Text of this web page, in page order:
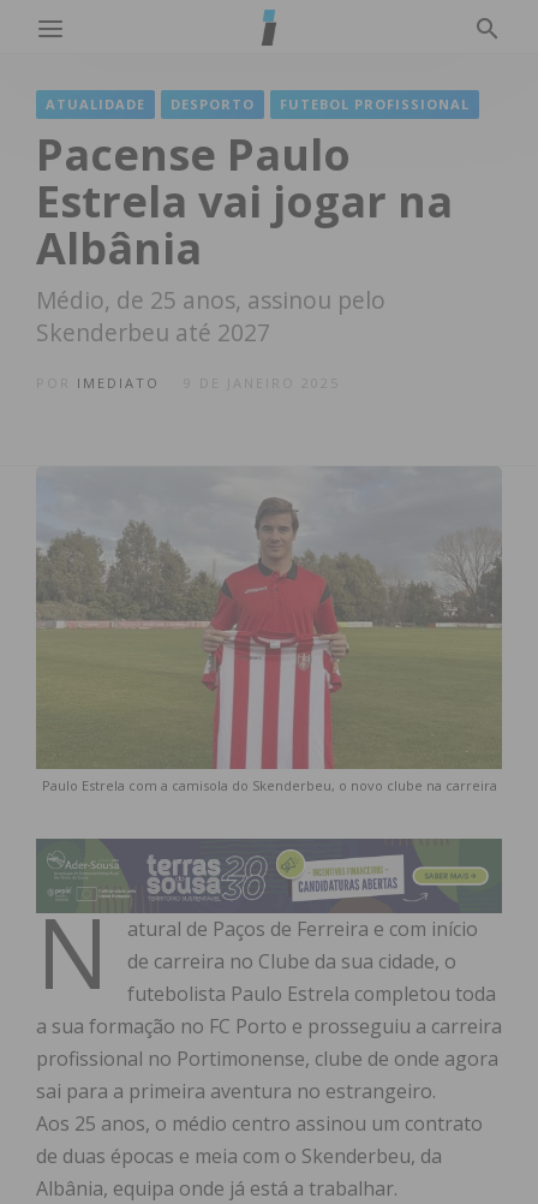
ATUALIDADE DESPORTO FUTEBOL PROFISSIONAL
Pacense Paulo
Estrela vai jogar na
Albânia
Médio, de 25 anos, assinou pelo
Skenderbeu até 2027
IMEDIATO 9 DE JANEIRO 2025
Paulo Estrela com a camisola do Skenderbeu, o novo clube na carreira
N
atural de Paços de Ferreira e com início
de carreira no Clube da sua cidade, o
futebolista Paulo Estrela completou toda
a sua formação no FC Porto e prosseguiu a carreira
profissional no Portimonense, clube de onde agora
sai para a primeira aventura no estrangeiro.
Aos 25 anos, o médio centro assinou um contrato
de duas épocas e meia com o Skenderbeu, da
Albânia, equipa onde já está a trabalhar.